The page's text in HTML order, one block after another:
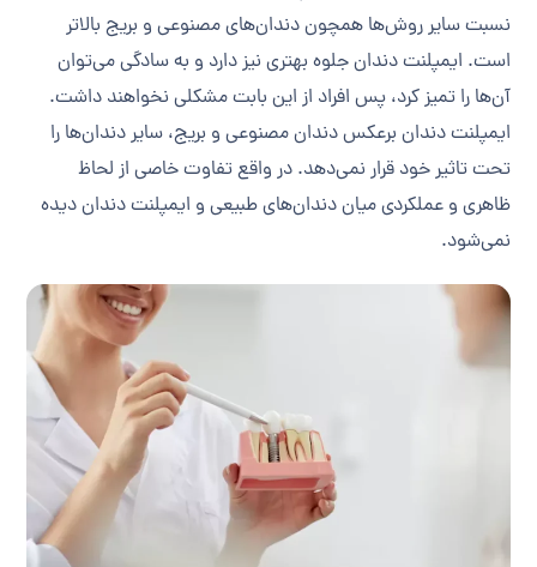
نسبت سایر روش‌ها همچون دندان‌های مصنوعی و بریج بالاتر
است. ایمپلنت دندان جلوه بهتری نیز دارد و به سادگی می‌توان
آن‌ها را تمیز کرد، پس افراد از این بابت مشکلی نخواهند داشت.
ایمپلنت دندان برعکس دندان مصنوعی و بریج، سایر دندان‌ها را
تحت تاثیر خود قرار نمی‌دهد. در واقع تفاوت خاصی از لحاظ
ظاهری و عملکردی میان دندان‌های طبیعی و ایمپلنت دندان دیده
نمی‌شود.